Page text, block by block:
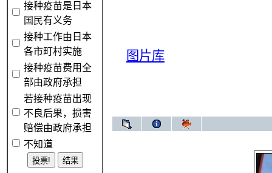
接种疫苗是日本
国民有义务
接种工作由日本
各市町村实施
接种疫苗费用全
部由政府承担
若接种疫苗出现
不良后果，损害
赔偿由政府承担
不知道
图片库